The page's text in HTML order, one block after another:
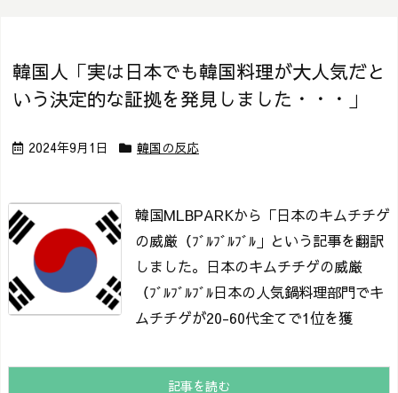
韓国人「実は日本でも韓国料理が大人気だと
いう決定的な証拠を発見しました・・・」
2024年9月1日 韓国の反応
韓国MLBPARKから「日本のキムチチゲ
の威厳（ﾌﾞﾙﾌﾞﾙﾌﾞﾙ」という記事を翻訳
しました。 日本のキムチチゲの威厳
（ﾌﾞﾙﾌﾞﾙﾌﾞﾙ日本の人気鍋料理部門でキ
ムチチゲが20-60代全てで1位を獲
記事を読む